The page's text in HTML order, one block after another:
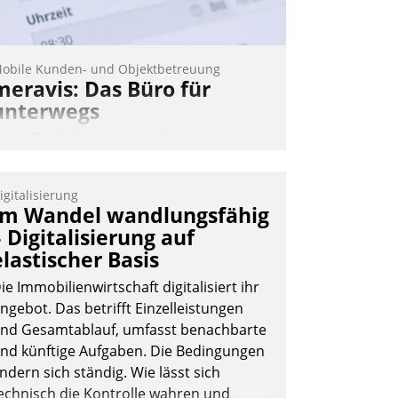
Kunden- und Objektbetreuung
Das Büro für
von Datatrain. Die meravis
und Immobilien GmbH
sich dabei für den Betrieb der Lösung
die SAP Cloud Platform entschieden
erstes Unternehmen am
Andreas Lerchner
Wandel wandlungsfähig
Digitalisierung auf
Basis
Immobilienwirtschaft digitalisiert ihr
Das betrifft Einzelleistungen
Gesamtablauf, umfasst benachbarte
künftige Aufgaben. Die Bedingungen
sich ständig. Wie lässt sich
die Kontrolle wahren und